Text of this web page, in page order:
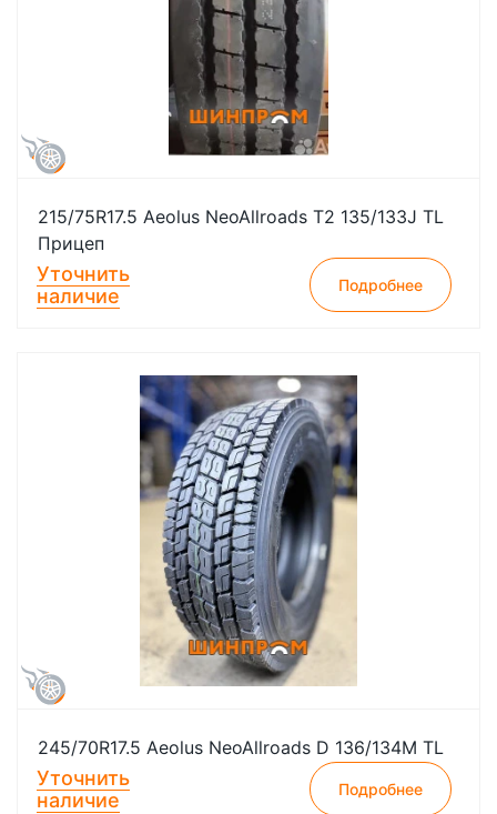
215/75R17.5 Aeolus NeoAllroads T2 135/133J TL
Прицеп
Уточнить
наличие
Подробнее
245/70R17.5 Aeolus NeoAllroads D 136/134M TL
Уточнить
наличие
Подробнее